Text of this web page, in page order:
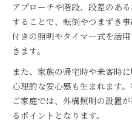
アプローチや階段、段差のあ
することで、転倒やつまずき
付きの照明やタイマー式を活
きます。
また、家族の帰宅時や来客時
心理的な安心感も生まれます
ご家庭では、外構照明の設置
るポイントとなります。